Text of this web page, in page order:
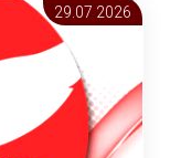
29.07 2026